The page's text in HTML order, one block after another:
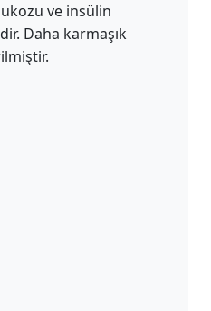
ve insülin
Daha karmaşık